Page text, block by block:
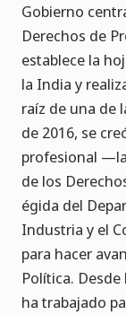
Gobierno
Derechos de
establece la
la India y
raíz de una de
de 2016, se
profesional
de los
égida del
Industria y el
para hacer
Política.
ha trabajado